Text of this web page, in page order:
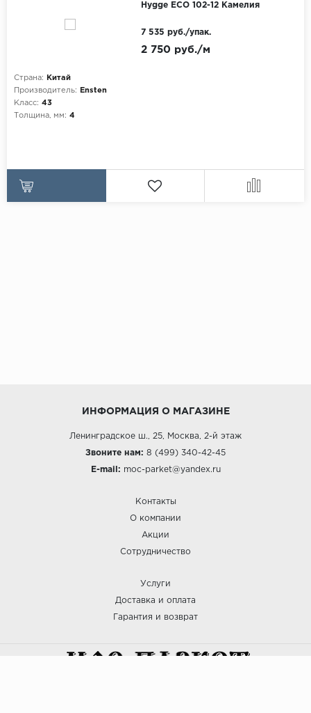
Hygge ECO 102-12 Камелия
Страна:
Китай
Производитель:
Ensten
Класс: 43
Толщина, мм: 4
2 750 руб./м
7 535 руб./упак.
ИНФОРМАЦИЯ О МАГАЗИНЕ
Ленинградское ш., 25, Москва, 2-й этаж
Звоните нам: 8 (499) 340-42-45
E-mail: moc-parket@yandex.ru
Контакты
О компании
Акции
Сотрудничество
Услуги
Доставка и оплата
Гарантия и возврат